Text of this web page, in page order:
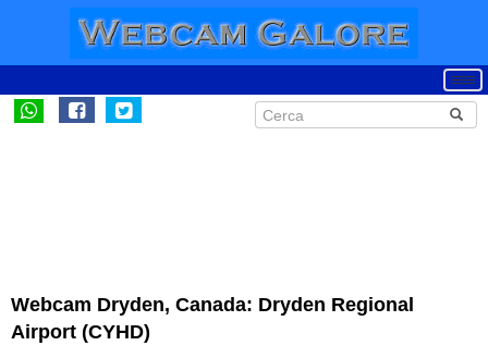
Webcam Dryden, Canada: Dryden Regional
Airport (CYHD)